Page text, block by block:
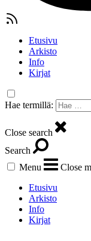
Etusivu
Arkisto
Info
Kirjat
Hae termillä:
Close search
Search
Menu
Close
Etusivu
Arkisto
Info
Kirjat